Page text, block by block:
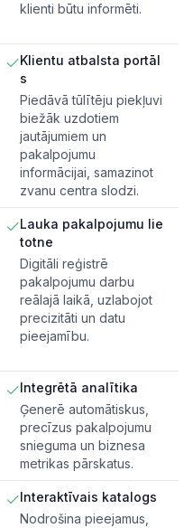
klienti būtu informēti.
Klientu atbalsta portāl
s
Piedāvā tūlītēju piekļuvi
biežāk uzdotiem
jautājumiem un
pakalpojumu
informācijai, samazinot
zvanu centra slodzi.
Lauka pakalpojumu lie
totne
Digitāli reģistrē
pakalpojumu darbu
reālajā laikā, uzlabojot
precizitāti un datu
pieejamību.
Integrētā analītika
Ģenerē automātiskus,
precīzus pakalpojumu
snieguma un biznesa
metrikas pārskatus.
Interaktīvais katalogs
Nodrošina pieejamus,